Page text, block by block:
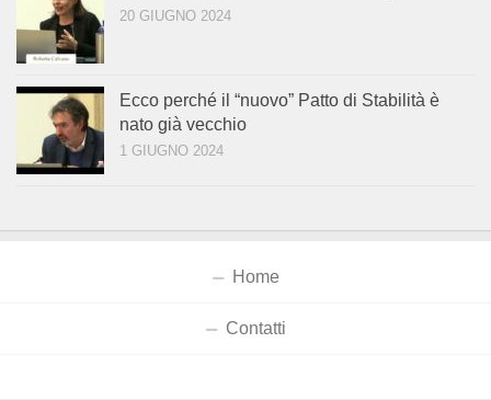
20 GIUGNO 2024
Ecco perché il “nuovo” Patto di Stabilità è
nato già vecchio
1 GIUGNO 2024
Home
Contatti